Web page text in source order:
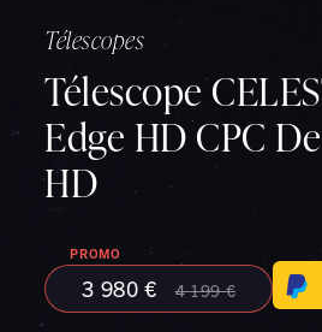
Télescopes
Télescope
Edge HD CPC
HD
3 980 € 4 199 €